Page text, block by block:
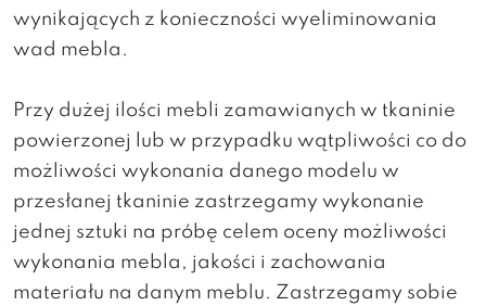
wynikających z konieczności wyeliminowania
wad mebla.
Przy dużej ilości mebli zamawianych w tkaninie
powierzonej lub w przypadku wątpliwości co do
możliwości wykonania danego modelu w
przesłanej tkaninie zastrzegamy wykonanie
jednej sztuki na próbę celem oceny możliwości
wykonania mebla, jakości i zachowania
materiału na danym meblu. Zastrzegamy sobie